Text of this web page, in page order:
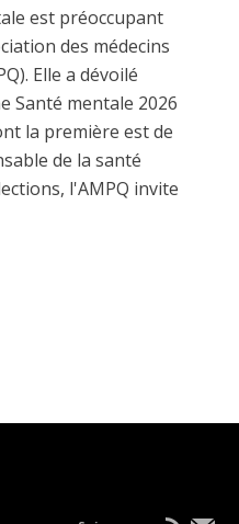
est préoccupant
des médecins
Elle a dévoilé
Santé mentale 2026
la première est de
de la santé
l'AMPQ invite